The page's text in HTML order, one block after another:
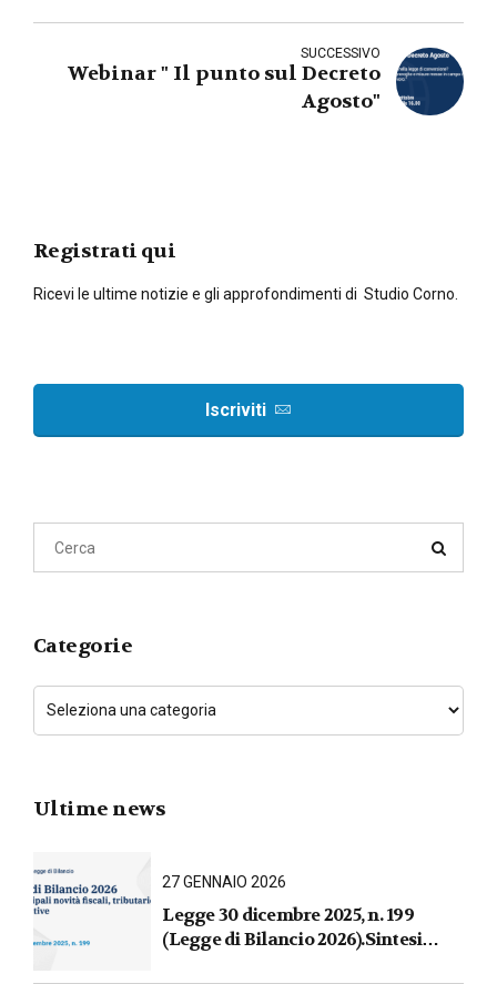
SUCCESSIVO
Webinar " Il punto sul Decreto
Agosto"
Registrati qui
Ricevi le ultime notizie e gli approfondimenti di Studio Corno.
Iscriviti
Categorie
Ultime news
27 GENNAIO 2026
Legge 30 dicembre 2025, n. 199
(Legge di Bilancio 2026).Sintesi